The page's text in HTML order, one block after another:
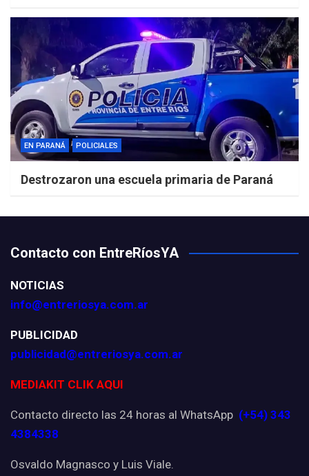
EN PARANÁ POLICIALES
Destrozaron una escuela primaria de Paraná
Contacto con EntreRíosYA
NOTICIAS
info@entreriosya.com.ar
PUBLICIDAD
publicidad@entreriosya.com.ar
MEDIAKIT CLIK AQUI
Contacto directo las 24 horas al WhatsApp (+54) 343
4384338
Osvaldo Magnasco y Luis Viale.